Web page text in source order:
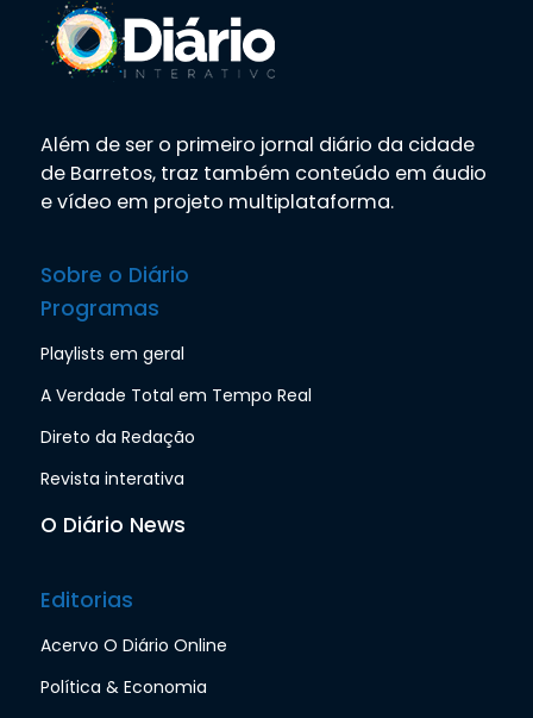
Além de ser o primeiro jornal diário da cidade
de Barretos, traz também conteúdo em áudio
e vídeo em projeto multiplataforma.
Sobre o Diário
Programas
Playlists em geral
A Verdade Total em Tempo Real
Direto da Redação
Revista interativa
O Diário News
Editorias
Acervo O Diário Online
Política & Economia